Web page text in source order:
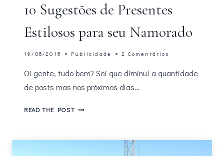
10 Sugestões de Presentes
Estilosos para seu Namorado
19/08/2018 Publicidade 2 Comentários
Oi gente, tudo bem? Sei que diminuí a quantidade
de posts mas nos próximos dias…
READ THE POST10
PRESENTES